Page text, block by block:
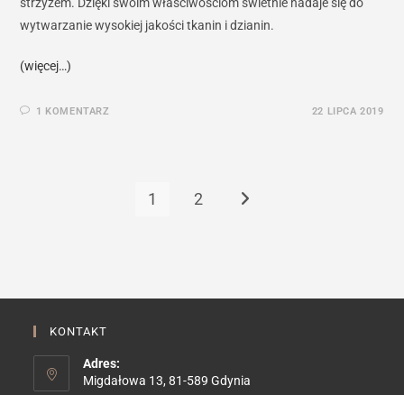
wytwarzanie wysokiej jakości tkanin i dzianin.
(więcej…)
1 KOMENTARZ 22 LIPCA 2019
1 2 Go to the next page
KONTAKT
Adres:
Migdałowa 13, 81-589 Gdynia